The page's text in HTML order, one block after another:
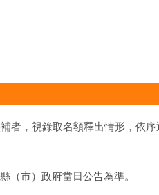
者，視錄取名額釋出情形，依
（市）政府當日公告為準。